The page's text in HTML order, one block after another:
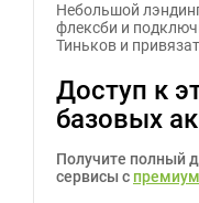
Небольшой
флексби и
Тиньков и
Доступ к
базовых
Получите полный
сервисы с